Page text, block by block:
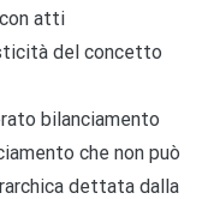
atti
del concetto
bilanciamento
che non può
dettata dalla